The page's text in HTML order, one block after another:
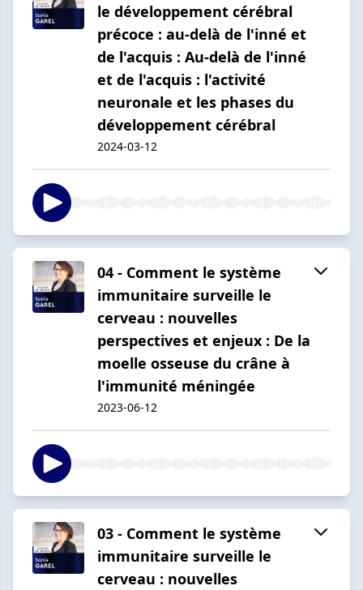
le développement cérébral
précoce : au-delà de l'inné et
de l'acquis : Au-delà de l'inné
et de l'acquis : l'activité
neuronale et les phases du
développement cérébral
2024-03-12
04 - Comment le système
immunitaire surveille le
cerveau : nouvelles
perspectives et enjeux : De la
moelle osseuse du crâne à
l'immunité méningée
2023-06-12
03 - Comment le système
immunitaire surveille le
cerveau : nouvelles